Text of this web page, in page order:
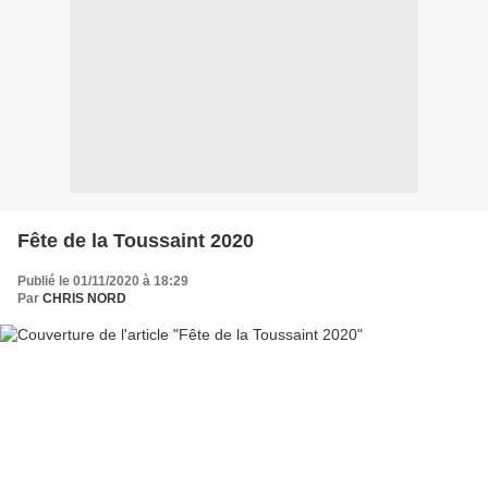
Fête de la Toussaint 2020
Publié le 01/11/2020 à 18:29
Par CHRIS NORD